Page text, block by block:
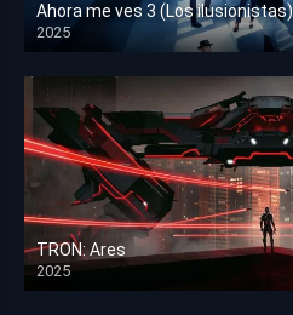
Ahora me ves 3 (Los ilusionistas)
2025
HD 1080p
TRON: Ares
2025
HD 1080p